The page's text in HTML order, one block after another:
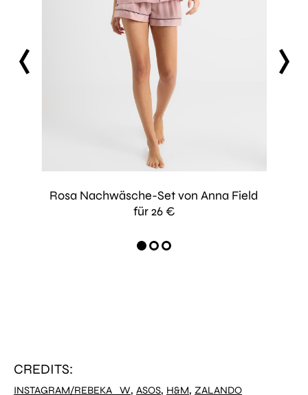
prev next
Rosa Nachwäsche-Set von Anna Field
für 26 €
CREDITS:
INSTAGRAM/REBEKA_W, ASOS, H&M, ZALANDO